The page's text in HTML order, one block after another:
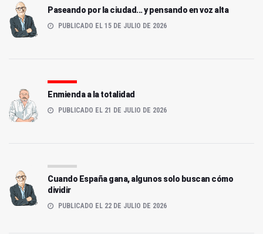
Paseando por la ciudad... y pensando en voz alta
PUBLICADO EL 15 DE JULIO DE 2026
Enmienda a la totalidad
PUBLICADO EL 21 DE JULIO DE 2026
Cuando España gana, algunos solo buscan cómo
dividir
PUBLICADO EL 22 DE JULIO DE 2026